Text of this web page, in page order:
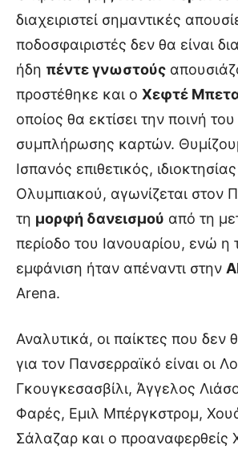
διαχειριστεί σημαντικές
ποδοσφαιριστές δεν θα είναι
ήδη πέντε γνωστούς
προστέθηκε και ο Χεφτέ
οποίος θα εκτίσει την ποινή
συμπλήρωσης καρτών.
Ισπανός επιθετικός,
Ολυμπιακού, αγωνίζεται στον
τη μορφή δανεισμού από τη
περίοδο του Ιανουαρίου, ενώ η
εμφάνιση ήταν απέναντι στην
Arena.
Αναλυτικά, οι παίκτες που δεν
για τον Πανσερραϊκό είναι οι
Γκουγκεσασβίλι, Άγγελος
Φαρές, Εμιλ Μπέργκστρομ,
Σάλαζαρ και ο προαναφερθείς